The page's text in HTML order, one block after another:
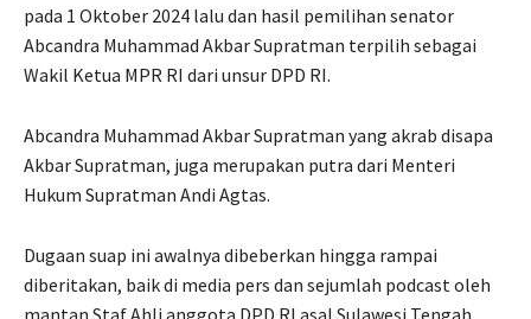
pada 1 Oktober 2024 lalu dan hasil pemilihan senator
Abcandra Muhammad Akbar Supratman terpilih sebagai
Wakil Ketua MPR RI dari unsur DPD RI.
Abcandra Muhammad Akbar Supratman yang akrab disapa
Akbar Supratman, juga merupakan putra dari Menteri
Hukum Supratman Andi Agtas.
Dugaan suap ini awalnya dibeberkan hingga rampai
diberitakan, baik di media pers dan sejumlah podcast oleh